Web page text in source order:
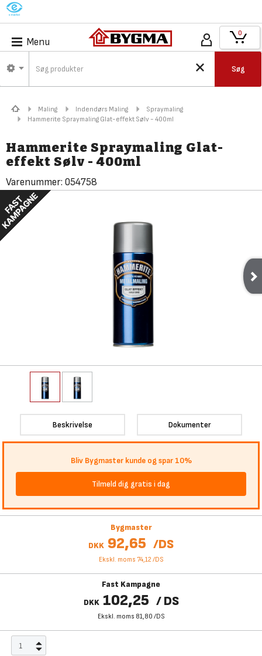
M
Menu
Søg
0
Maling Indendørs Maling
Spraymaling
Hammerite Spraymaling Glat-effekt Sølv - 400ml
Hammerite Spraymaling Glat-
effekt Sølv - 400ml
Varenummer: 054758
Beskrivelse Dokumenter
Bliv Bygmaster kunde og spar 10%
Tilmeld dig gratis i dag
Bygmaster
DKK 92,65 /DS
Ekskl. moms 74,12 /DS
Fast Kampagne
DKK 102,25 / DS
Ekskl. moms 81,80 /DS